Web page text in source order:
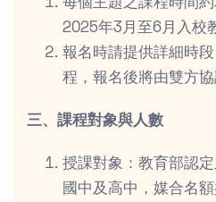
每個主題之課程時間
2025年3月至6月入校
報名時請提供詳細時
程，報名後將由雙方
三、課程對象與人數
授課對象：教育部認
國中及高中，媒合名額